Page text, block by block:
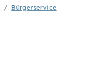
Bürgerservice